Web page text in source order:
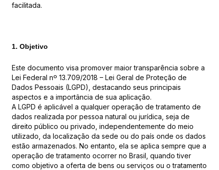
facilitada.
1. Objetivo
Este documento visa promover maior transparência sobre a
Lei Federal nº 13.709/2018 – Lei Geral de Proteção de
Dados Pessoais (LGPD), destacando seus principais
aspectos e a importância de sua aplicação.
A LGPD é aplicável a qualquer operação de tratamento de
dados realizada por pessoa natural ou jurídica, seja de
direito público ou privado, independentemente do meio
utilizado, da localização da sede ou do país onde os dados
estão armazenados. No entanto, ela se aplica sempre que a
operação de tratamento ocorrer no Brasil, quando tiver
como objetivo a oferta de bens ou serviços ou o tratamento